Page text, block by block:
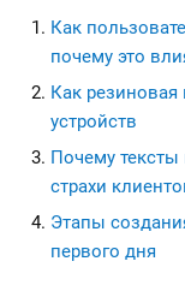
Как
почему это
Как
устройств
Почему
страхи
Этапы
первого дня